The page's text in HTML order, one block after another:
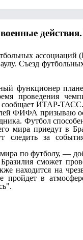
ассоциаций
Съезд
функционер
проведения
сообщает ИТАР-ТАСС.
ФИФА призываю
Футбол
мира приедут в
следить за
по футболу, —
сможет
находится на
пройдет в